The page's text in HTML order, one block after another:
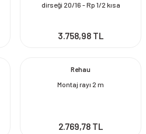
dirseği 20/16 - Rp 1/2 kısa
3.758,98 TL
Rehau
Montaj rayı 2 m
2.769,78 TL